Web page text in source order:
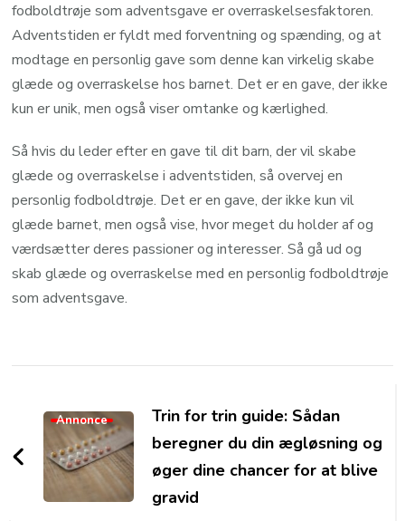
fodboldtrøje som adventsgave er overraskelsesfaktoren.
Adventstiden er fyldt med forventning og spænding, og at
modtage en personlig gave som denne kan virkelig skabe
glæde og overraskelse hos barnet. Det er en gave, der ikke
kun er unik, men også viser omtanke og kærlighed.
Så hvis du leder efter en gave til dit barn, der vil skabe
glæde og overraskelse i adventstiden, så overvej en
personlig fodboldtrøje. Det er en gave, der ikke kun vil
glæde barnet, men også vise, hvor meget du holder af og
værdsætter deres passioner og interesser. Så gå ud og
skab glæde og overraskelse med en personlig fodboldtrøje
som adventsgave.
Navigation
Annonce
Trin for trin guide: Sådan
beregner du din ægløsning og
øger dine chancer for at blive
gravid